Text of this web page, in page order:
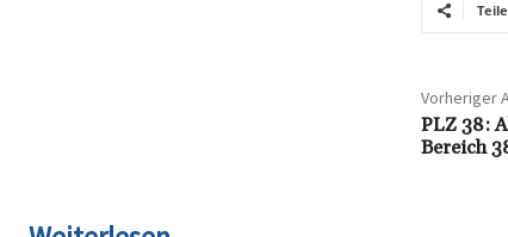
Vorheriger
PLZ 38:
Bereich